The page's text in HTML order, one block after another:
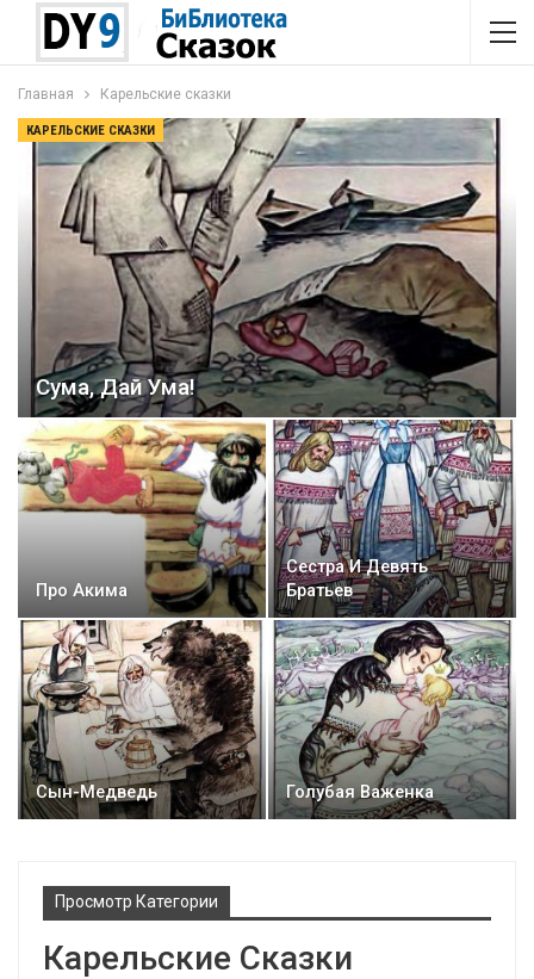
Главная Карельские сказки
КАРЕЛЬСКИЕ СКАЗКИ
Сума, Дай Ума!
Про Акима
Сестра И Девять
Братьев
Сын-Медведь Голубая Важенка
Просмотр Категории
Карельские Сказки